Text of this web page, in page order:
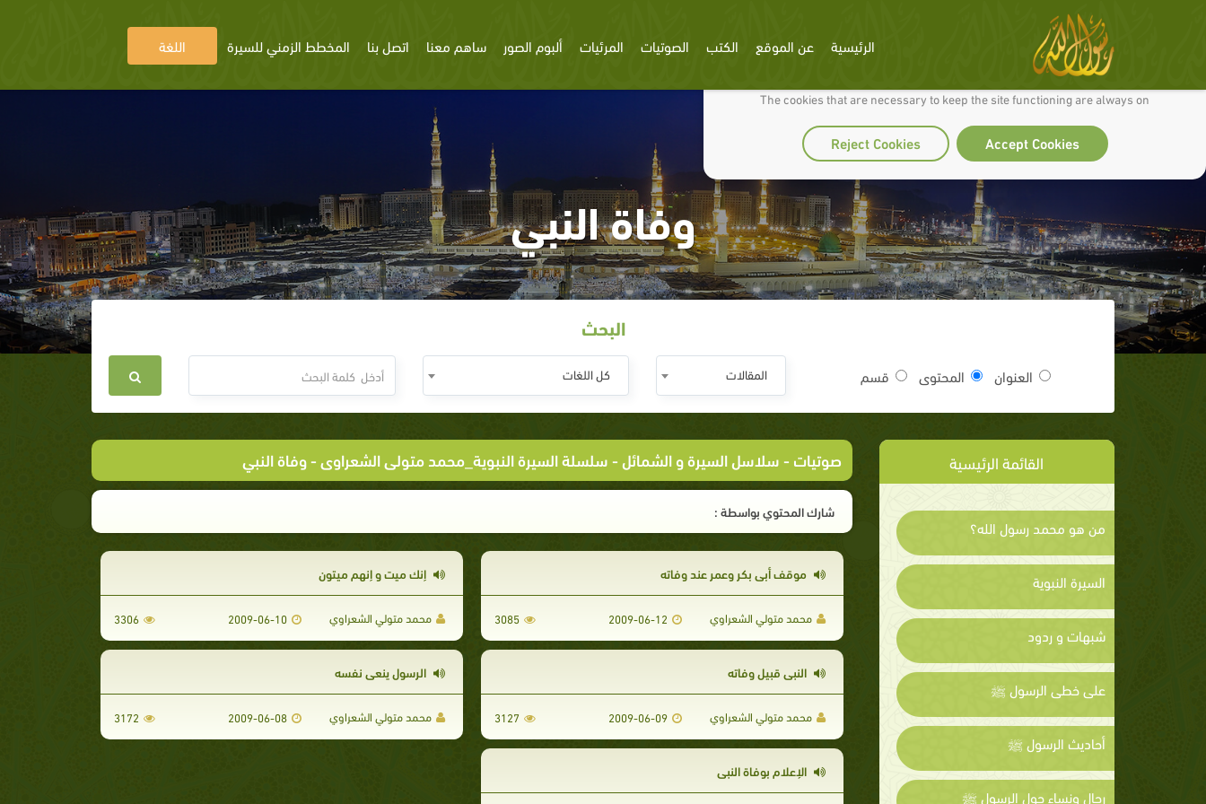
We use cookies to make our site work well for you and so we can continually improve it.
The cookies that are necessary to keep the site functioning are always on
Accept Cookies
Reject Cookies
الرئيسية عن الموقع الكتب الصوتيات المرئيات ألبوم الصور ساهم معنا اتصل بنا المخطط الزمني للسيرة اللغة
وفاة النبي
البحث
العنوان المحتوى قسم المقالات كل اللغات
القائمة الرئيسية
من هو محمد رسول الله؟
السيرة النبوية
شبهات و ردود
على خطى الرسول ﷺ
أحاديث الرسول ﷺ
رجال ونساء حول الرسول ﷺ
صوتيات -سلاسل السيرة و الشمائل -سلسلة السيرة النبوية_محمد متولى الشعراوى- وفاة النبي
شارك المحتوي بواسطة :
موقف أبي بكر وعمر عند وفاته
محمد متولي الشعراوي 2009-06-12
3085
إنك ميت و إنهم ميتون
محمد متولي الشعراوي 2009-06-10
3306
النبي قبيل وفاته
محمد متولي الشعراوي 2009-06-09
3127
الرسول ينعي نفسه
محمد متولي الشعراوي 2009-06-08
3172
الإعلام بوفاة النبي